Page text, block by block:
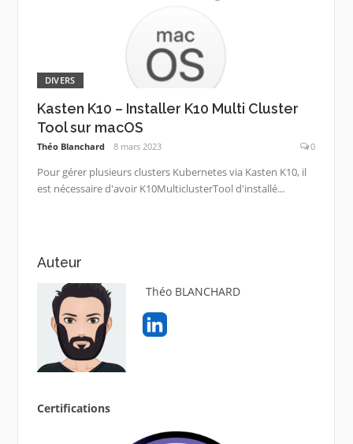
DIVERS
Kasten K10 – Installer K10 Multi Cluster
Tool sur macOS
Théo Blanchard 8 mars 2023 0
Pour gérer plusieurs clusters Kubernetes via Kasten K10, il
est nécessaire d'avoir K10MulticlusterTool d'installé...
Auteur
Théo BLANCHARD
Certifications